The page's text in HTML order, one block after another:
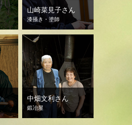
山崎菜見子さん
漆掻き・塗師
中畑文利さん
鍛冶屋